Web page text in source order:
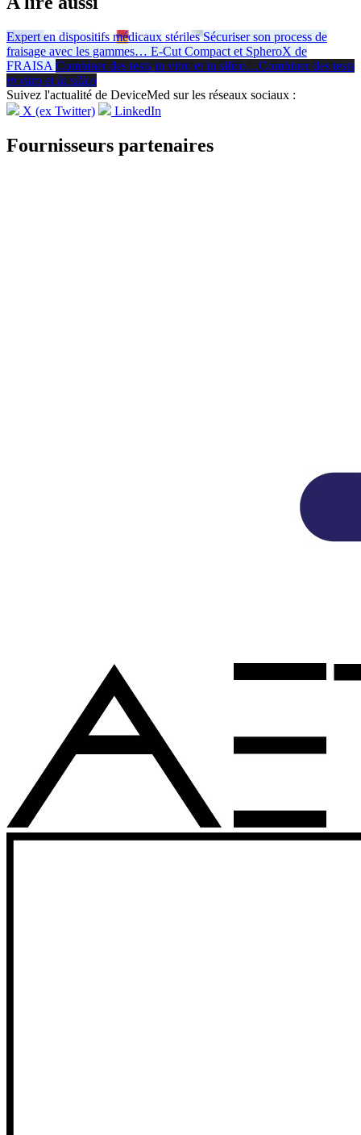
Expert en dispositifs médicaux stériles Sécuriser son process de
fraisage avec les gammes… E-Cut Compact et SpheroX de
FRAISA Combiner des tests in vitro et in silico…Combiner des tests
in vitro et in silico
Suivez l'actualité de DeviceMed sur les réseaux sociaux :
X (ex Twitter)
LinkedIn
Fournisseurs partenaires